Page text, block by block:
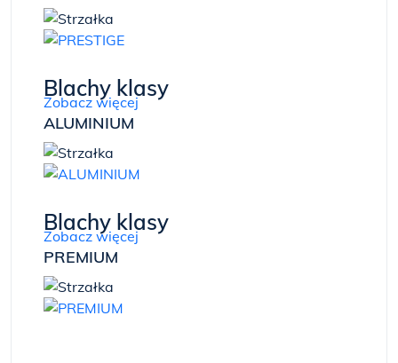
Zobacz więcej
Blachy klasy
ALUMINIUM
Zobacz więcej
Blachy klasy
PREMIUM